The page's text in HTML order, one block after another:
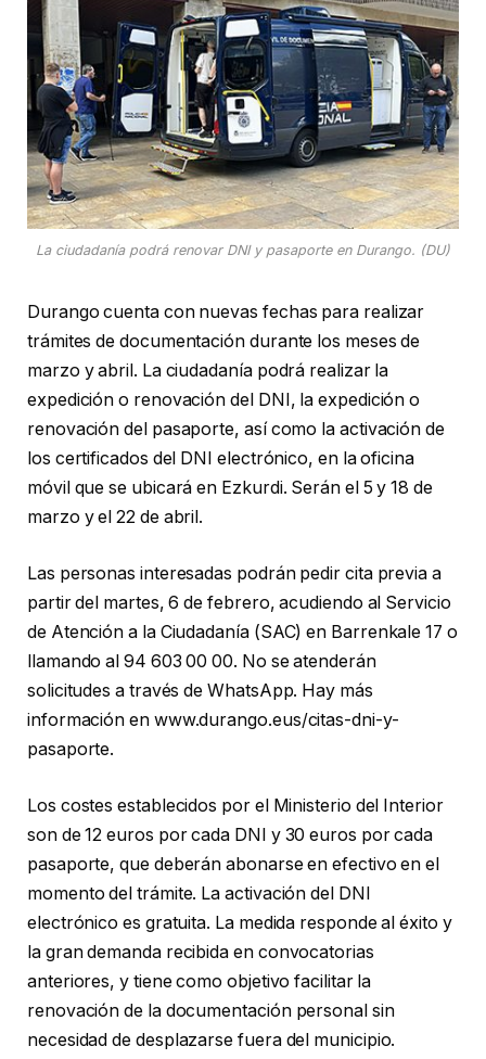
La ciudadanía podrá renovar DNI y pasaporte en Durango. (DU)
Durango cuenta con nuevas fechas para realizar
trámites de documentación durante los meses de
marzo y abril. La ciudadanía podrá realizar la
expedición o renovación del DNI, la expedición o
renovación del pasaporte, así como la activación de
los certificados del DNI electrónico, en la oficina
móvil que se ubicará en Ezkurdi. Serán el 5 y 18 de
marzo y el 22 de abril.
Las personas interesadas podrán pedir cita previa a
partir del martes, 6 de febrero, acudiendo al Servicio
de Atención a la Ciudadanía (SAC) en Barrenkale 17 o
llamando al 94 603 00 00. No se atenderán
solicitudes a través de WhatsApp. Hay más
información en www.durango.eus/citas-dni-y-
pasaporte.
Los costes establecidos por el Ministerio del Interior
son de 12 euros por cada DNI y 30 euros por cada
pasaporte, que deberán abonarse en efectivo en el
momento del trámite. La activación del DNI
electrónico es gratuita. La medida responde al éxito y
la gran demanda recibida en convocatorias
anteriores, y tiene como objetivo facilitar la
renovación de la documentación personal sin
necesidad de desplazarse fuera del municipio.